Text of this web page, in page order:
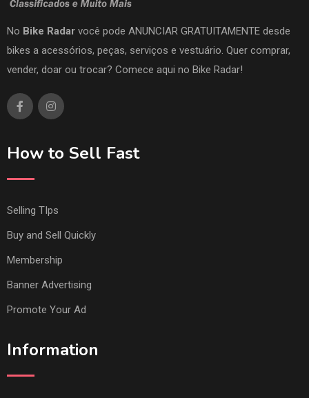
No Bike Radar você pode ANUNCIAR GRATUITAMENTE desde
bikes a acessórios, peças, serviços e vestuário. Quer comprar,
vender, doar ou trocar? Comece aqui no Bike Radar!
How to Sell Fast
Selling TIps
Buy and Sell Quickly
Membership
Banner Advertising
Promote Your Ad
Information